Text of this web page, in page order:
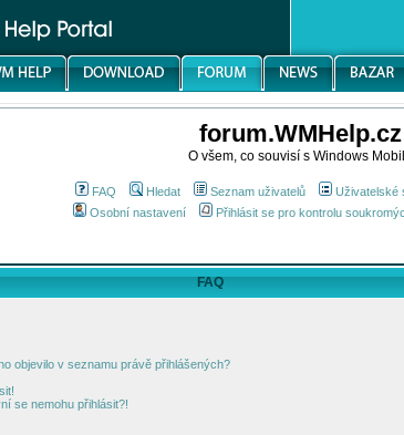
forum.WMHelp.cz
O všem, co souvisí s Windows
FAQ Hledat Seznam uživatelů Uživatelské
Osobní nastavení
Přihlásit se pro kontrolu
FAQ
objevilo v seznamu právě přihlášených?
se nemohu přihlásit?!